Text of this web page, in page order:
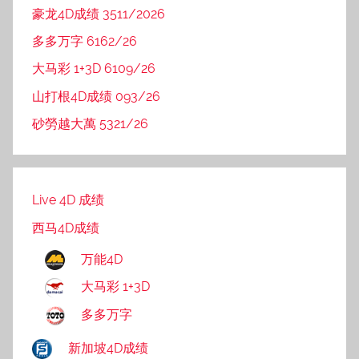
豪龙4D成绩 3511/2026
多多万字 6162/26
大马彩 1+3D 6109/26
山打根4D成绩 093/26
砂勞越大萬 5321/26
Live 4D 成绩
西马4D成绩
万能4D
大马彩 1+3D
多多万字
新加坡4D成绩